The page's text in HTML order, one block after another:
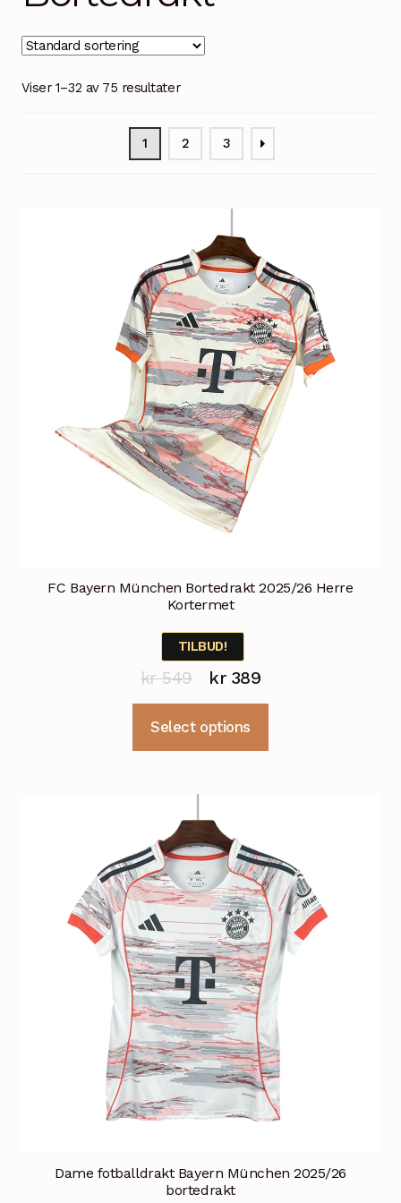
Viser 1–32 av 75 resultater
1 2 3
FC Bayern München Bortedrakt 2025/26 Herre
Kortermet
TILBUD!
kr549
Opprinnelig
pris
var:
kr389Nåværende
pris
Select options
kan
velges
på
produktsiden
Dame fotballdrakt Bayern München 2025/26
bortedrakt